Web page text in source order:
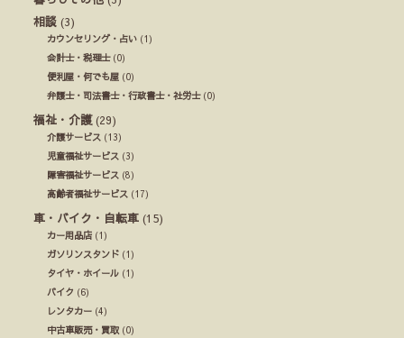
相談 (3)
カウンセリング・占い (1)
会計士・税理士(0)
便利屋・何でも屋 (0)
弁護士・司法書士・行政書士・社労士(0)
福祉・介護(29)
介護サービス (13)
児童福祉サービス (3)
障害福祉サービス (8)
高齢者福祉サービス (17)
車・バイク・自転車 (15)
カー用品店 (1)
ガソリンスタンド (1)
タイヤ・ホイール (1)
バイク (6)
レンタカー (4)
中古車販売・買取 (0)